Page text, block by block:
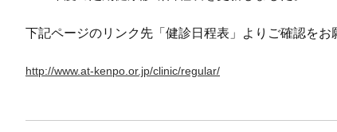
下記ページのリンク先「健診日程表」よりご確認をお
http://www.at-kenpo.or.jp/clinic/regular/